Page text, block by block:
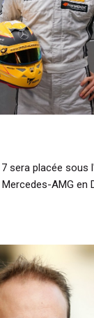
sera placée sous
AMG en